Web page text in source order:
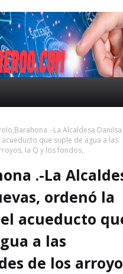
.-La Alcaldesa Danilsa
que suple de agua a las
la Q y los fondos,
.-La
ordenó la
acueducto
a las
de los